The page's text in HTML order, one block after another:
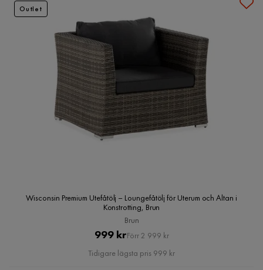
Wisconsin Premium Utefåtölj – Loungefåtölj för Uterum och Altan i
Konstrotting, Brun
Brun
Pris
999 kr Original
Pris
Förr 2 999 kr
Tidigare lägsta pris 999 kr
Outlet